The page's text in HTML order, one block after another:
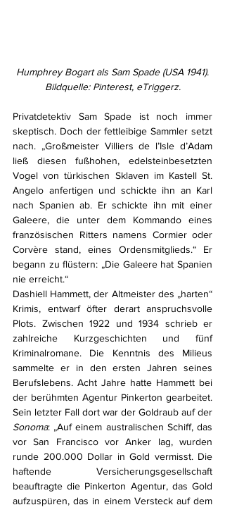
Humphrey Bogart als Sam Spade (USA 1941).
Bildquelle: Pinterest, eTriggerz.
Privatdetektiv Sam Spade ist noch immer
skeptisch. Doch der fettleibige Sammler setzt
nach. „Großmeister Villiers de l’Isle d’Adam
ließ diesen fußhohen, edelsteinbesetzten
Vogel von türkischen Sklaven im Kastell St.
Angelo anfertigen und schickte ihn an Karl
nach Spanien ab. Er schickte ihn mit einer
Galeere, die unter dem Kommando eines
französischen Ritters namens Cormier oder
Corvère stand, eines Ordensmitglieds.“ Er
begann zu flüstern: „Die Galeere hat Spanien
nie erreicht.“
Dashiell Hammett, der Altmeister des „harten“
Krimis, entwarf öfter derart anspruchsvolle
Plots. Zwischen 1922 und 1934 schrieb er
zahlreiche Kurzgeschichten und fünf
Kriminalromane. Die Kenntnis des Milieus
sammelte er in den ersten Jahren seines
Berufslebens. Acht Jahre hatte Hammett bei
der berühmten Agentur Pinkerton gearbeitet.
Sonoma: „Auf einem australischen Schiff, das
vor San Francisco vor Anker lag, wurden
runde 200.000 Dollar in Gold vermisst. Die
haftende Versicherungsgesellschaft
beauftragte die Pinkerton Agentur, das Gold
aufzuspüren, das in einem Versteck auf dem